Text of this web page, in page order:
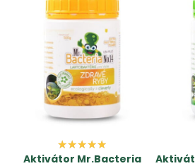
Aktivátor Mr.Bacteria